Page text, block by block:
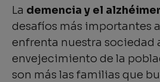
La demencia y el alzhéimer
desafíos más importantes
enfrenta nuestra sociedad
envejecimiento de la
son más las familias que